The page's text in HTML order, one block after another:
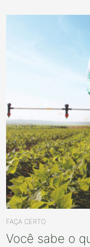
FAÇA CERTO
Você sabe o